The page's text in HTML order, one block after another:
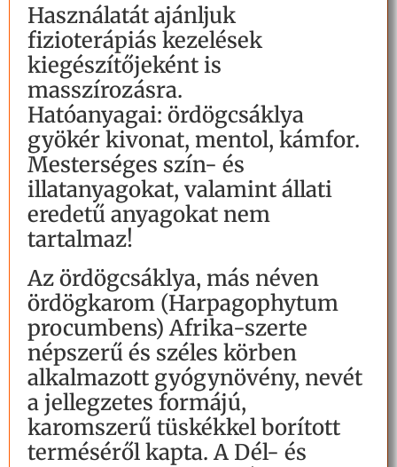
Használatát ajánljuk
fizioterápiás kezelések
kiegészítőjeként is
masszírozásra.
Hatóanyagai: ördögcsáklya
gyökér kivonat, mentol, kámfor.
Mesterséges szín- és
illatanyagokat, valamint állati
eredetű anyagokat nem
tartalmaz!
Az ördögcsáklya, más néven
ördögkarom (Harpagophytum
procumbens) Afrika-szerte
népszerű és széles körben
alkalmazott gyógynövény, nevét
a jellegzetes formájú,
karomszerű tüskékkel borított
terméséről kapta. A Dél- és